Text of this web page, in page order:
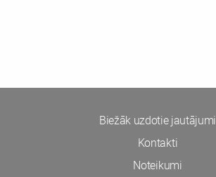
Biežāk uzdotie jautājumi
Kontakti
Noteikumi